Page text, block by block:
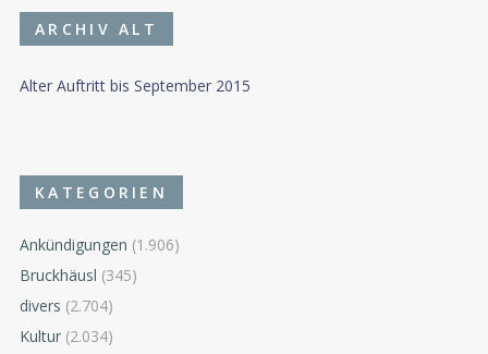
ARCHIV ALT
Alter Auftritt bis September 2015
KATEGORIEN
Ankündigungen (1.906)
Bruckhäusl (345)
divers (2.704)
Kultur (2.034)